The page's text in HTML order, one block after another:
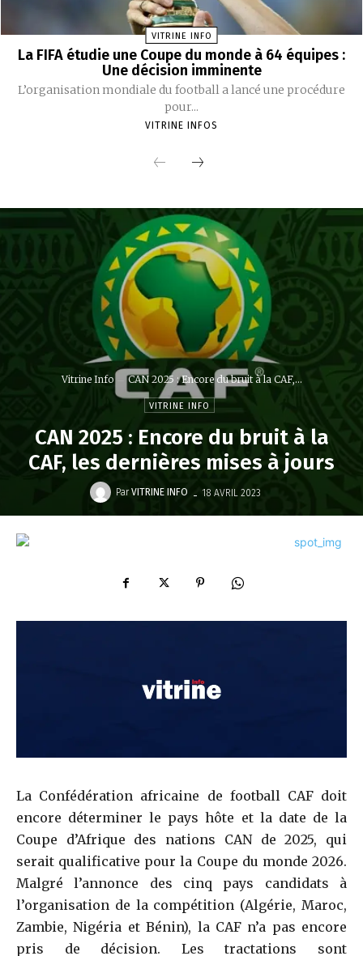
VITRINE INFO
La FIFA étudie une Coupe du monde à 64 équipes :
Une décision imminente
L’organisation mondiale du football a lancé une procédure
pour...
VITRINE INFOS